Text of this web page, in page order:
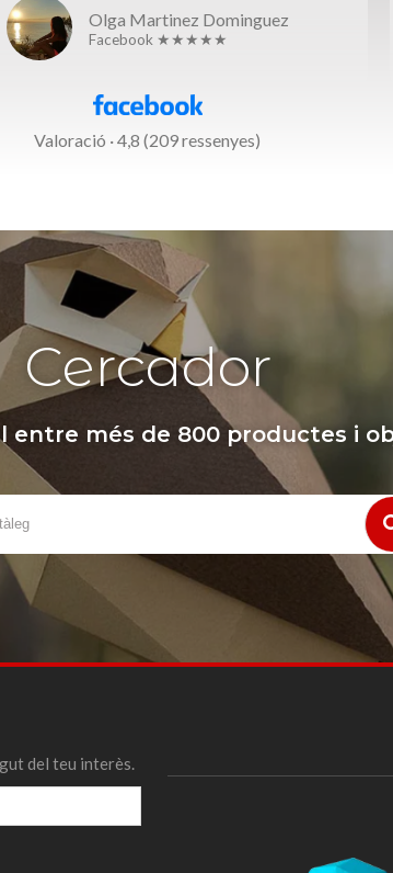
Olga Martinez Dominguez
Facebook ★★★★★
Valoració · 4,8 (209 ressenyes)
Cercador
entre més de 800 productes i
del teu interès.